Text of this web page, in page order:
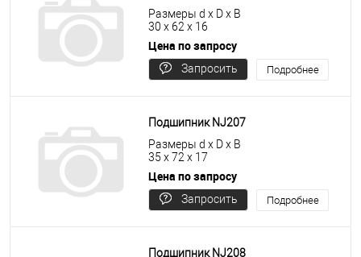
Размеры d x D x B
30 x 62 x 16
Цена по запросу
Запросить
Подробнее
Подшипник NJ207
Размеры d x D x B
35 x 72 x 17
Цена по запросу
Запросить
Подробнее
Подшипник NJ208